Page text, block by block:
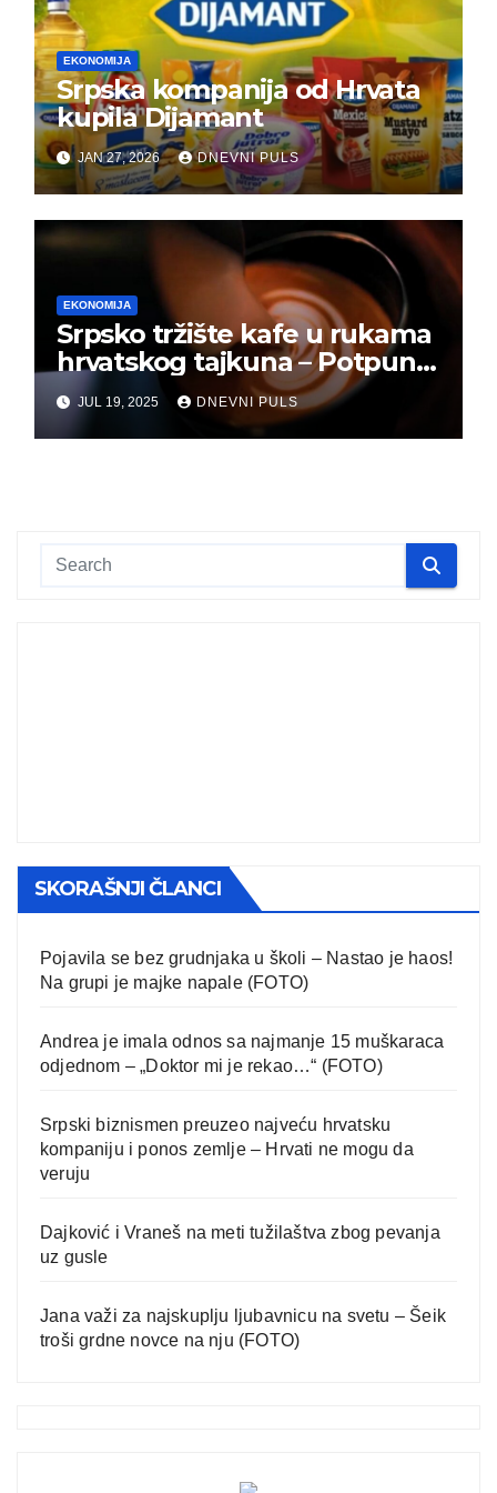
EKONOMIJA
Srpska kompanija od Hrvata
kupila Dijamant
JAN 27, 2026 DNEVNI PULS
EKONOMIJA
Srpsko tržište kafe u rukama
hrvatskog tajkuna – Potpuna
kontrola!
JUL 19, 2025 DNEVNI PULS
SKORAŠNJI ČLANCI
Pojavila se bez grudnjaka u školi – Nastao je haos!
Na grupi je majke napale (FOTO)
Andrea je imala odnos sa najmanje 15 muškaraca
odjednom – „Doktor mi je rekao…“ (FOTO)
Srpski biznismen preuzeo najveću hrvatsku
kompaniju i ponos zemlje – Hrvati ne mogu da
veruju
Dajković i Vraneš na meti tužilaštva zbog pevanja
uz gusle
Jana važi za najskuplju ljubavnicu na svetu – Šeik
troši grdne novce na nju (FOTO)